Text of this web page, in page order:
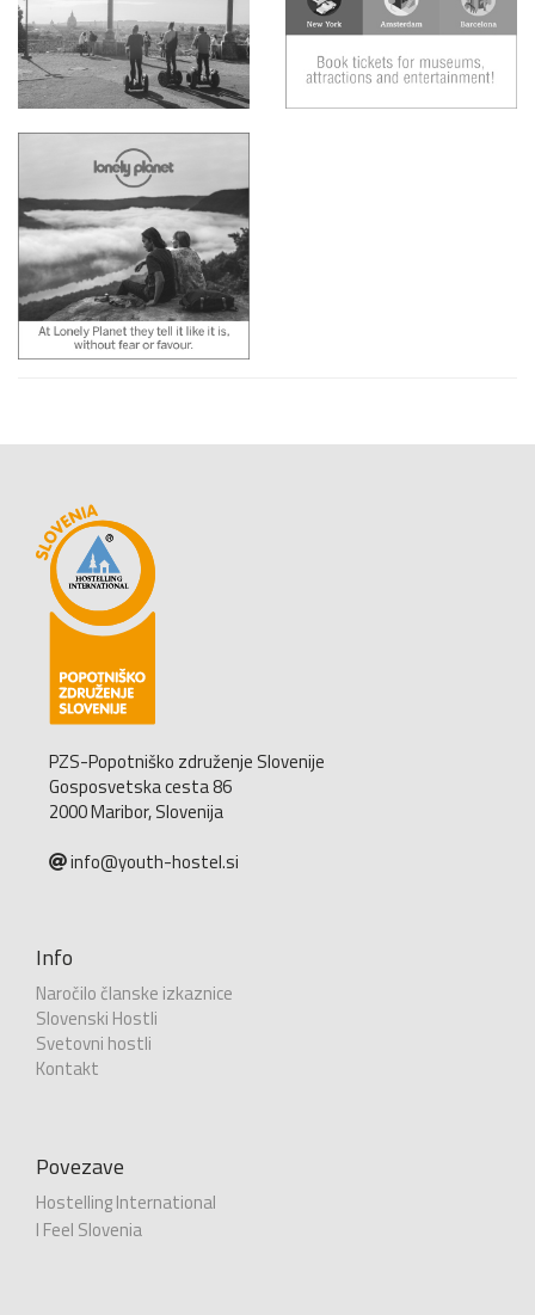
PZS-Popotniško združenje Slovenije
Gosposvetska cesta 86
2000 Maribor, Slovenija
info@youth-hostel.si
Info
Naročilo članske izkaznice
Slovenski Hostli
Svetovni hostli
Kontakt
Povezave
Hostelling International
I Feel Slovenia